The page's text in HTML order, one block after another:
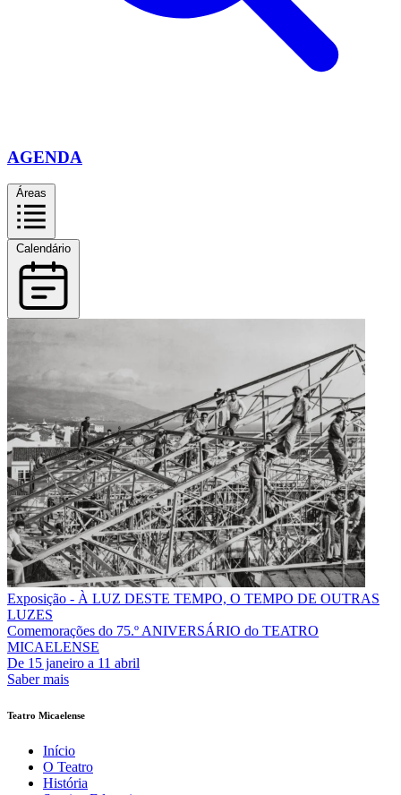
AGENDA
Áreas
Calendário
Exposição - À LUZ DESTE TEMPO, O TEMPO DE OUTRAS
LUZES
Comemorações do 75.º ANIVERSÁRIO do TEATRO
MICAELENSE
De 15 janeiro a 11 abril
Saber mais
Teatro Micaelense
Início
O Teatro
História